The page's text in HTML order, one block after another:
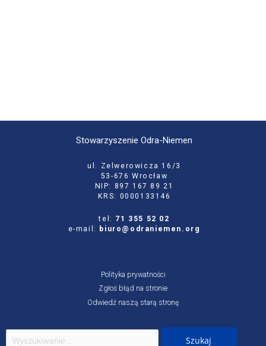
Stowarzyszenie Odra-Niemen
ul. Zelwerowicza 16/3
53-676 Wrocław
NIP: 897 167 89 21
KRS: 0000133146
tel: 71 355 52 02
e-mail:
biuro@odraniemen.org
Polityka prywatności
Zgłoś błąd na stronie
Odwiedź naszą starą stronę
Szukaj
dla: